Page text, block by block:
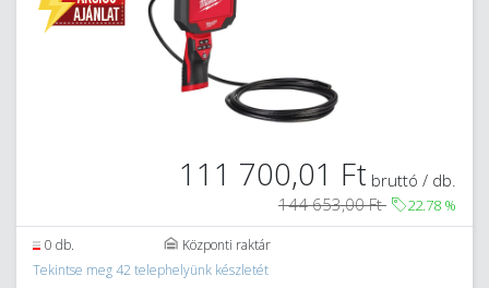
111 700,01 Ft bruttó / db.
144 653,00 Ft
22.78 %
0 db.
Központi raktár
Tekintse meg 42 telephelyünk készletét